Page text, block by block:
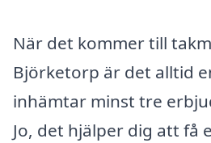
När det kommer till
Björketorp är det alltid
inhämtar minst tre
Jo, det hjälper dig att få